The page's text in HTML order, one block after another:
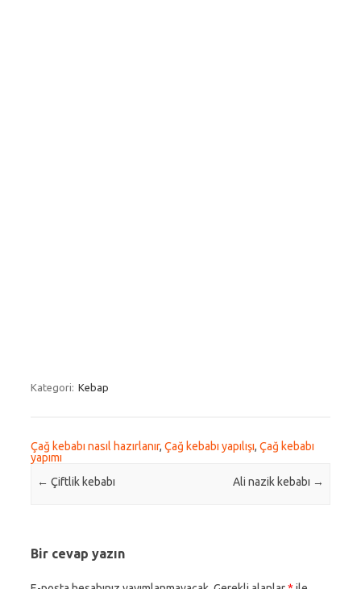
Kategori: Kebap
Çağ kebabı nasıl hazırlanır, Çağ kebabı yapılışı, Çağ kebabı
yapımı
Post navigation
← Çiftlik kebabı Ali nazik kebabı →
Bir cevap yazın